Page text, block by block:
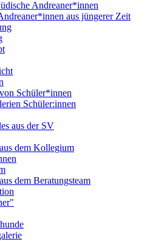
Andreaner*innen
aus jüngerer Zeit
Schüler*innen
Schüler:innen
aus der SV
dem Kollegium
dem Beratungsteam